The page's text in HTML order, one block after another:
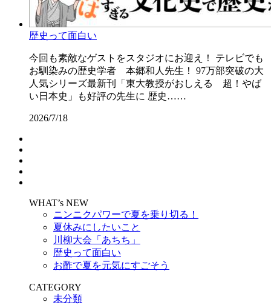
歴史って面白い
今回も素敵なゲストをスタジオにお迎え！ テレビでも
お馴染みの歴史学者 本郷和人先生！ 97万部突破の大
人気シリーズ最新刊「東大教授がおしえる 超！やば
い日本史」も好評の先生に 歴史……
2026/7/18
WHAT’s NEW
ニンニクパワーで夏を乗り切る！
夏休みにしたいこと
川柳大会「あちち」
歴史って面白い
お酢で夏を元気にすごそう
CATEGORY
未分類